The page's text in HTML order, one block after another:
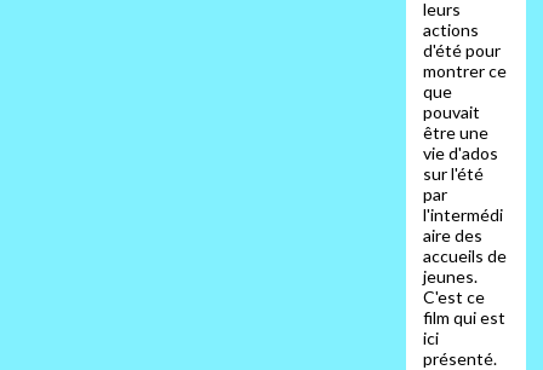
leurs
actions
d'été pour
montrer ce
que
pouvait
être une
vie d'ados
sur l'été
par
l'intermédi
aire des
accueils de
jeunes.
C'est ce
film qui est
ici
présenté.